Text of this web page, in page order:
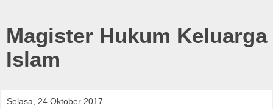
Magister Hukum Keluarga
Islam
Selasa, 24 Oktober 2017